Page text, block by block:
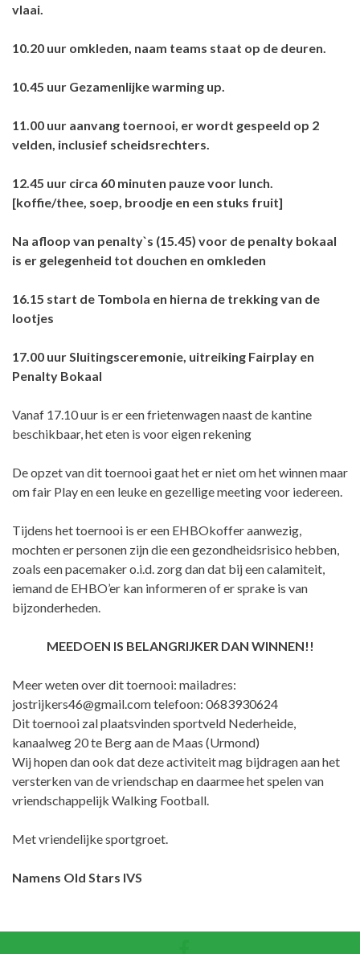
vlaai.
10.20 uur omkleden, naam teams staat op de deuren.
10.45 uur Gezamenlijke warming up.
11.00 uur aanvang toernooi, er wordt gespeeld op 2
velden, inclusief scheidsrechters.
12.45 uur circa 60 minuten pauze voor lunch.
[koffie/thee, soep, broodje en een stuks fruit]
Na afloop van penalty`s (15.45) voor de penalty bokaal
is er gelegenheid tot douchen en omkleden
16.15 start de Tombola en hierna de trekking van de
lootjes
17.00 uur Sluitingsceremonie, uitreiking Fairplay en
Penalty Bokaal
Vanaf 17.10 uur is er een frietenwagen naast de kantine
beschikbaar, het eten is voor eigen rekening
De opzet van dit toernooi gaat het er niet om het winnen maar
om fair Play en een leuke en gezellige meeting voor iedereen.
Tijdens het toernooi is er een EHBOkoffer aanwezig,
mochten er personen zijn die een gezondheidsrisico hebben,
zoals een pacemaker o.i.d. zorg dan dat bij een calamiteit,
iemand de EHBO’er kan informeren of er sprake is van
bijzonderheden.
MEEDOEN IS BELANGRIJKER DAN WINNEN!!
Meer weten over dit toernooi: mailadres:
jostrijkers46@gmail.com telefoon: 0683930624
Dit toernooi zal plaatsvinden sportveld Nederheide,
kanaalweg 20 te Berg aan de Maas (Urmond)
Wij hopen dan ook dat deze activiteit mag bijdragen aan het
versterken van de vriendschap en daarmee het spelen van
vriendschappelijk Walking Football.
Met vriendelijke sportgroet.
Namens Old Stars IVS